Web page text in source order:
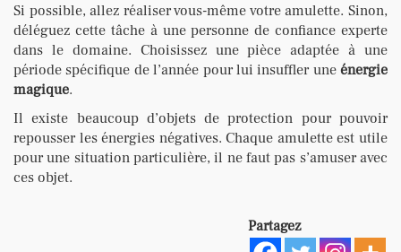
Si possible, allez réaliser vous-même votre amulette. Sinon,
déléguez cette tâche à une personne de confiance experte
dans le domaine. Choisissez une pièce adaptée à une
période spécifique de l’année pour lui insuffler une énergie
magique.
Il existe beaucoup d’objets de protection pour pouvoir
repousser les énergies négatives. Chaque amulette est utile
pour une situation particulière, il ne faut pas s’amuser avec
ces objet.
Partagez